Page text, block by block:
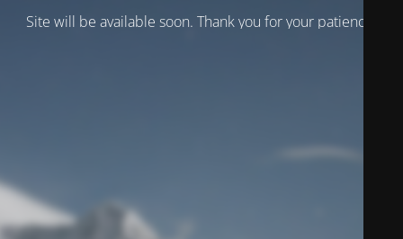
Site will be available soon. Thank you for your patience!